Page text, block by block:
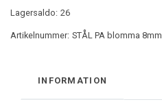
Lagersaldo: 26
Artikelnummer: STÅL PA blomma 8mm
INFORMATION